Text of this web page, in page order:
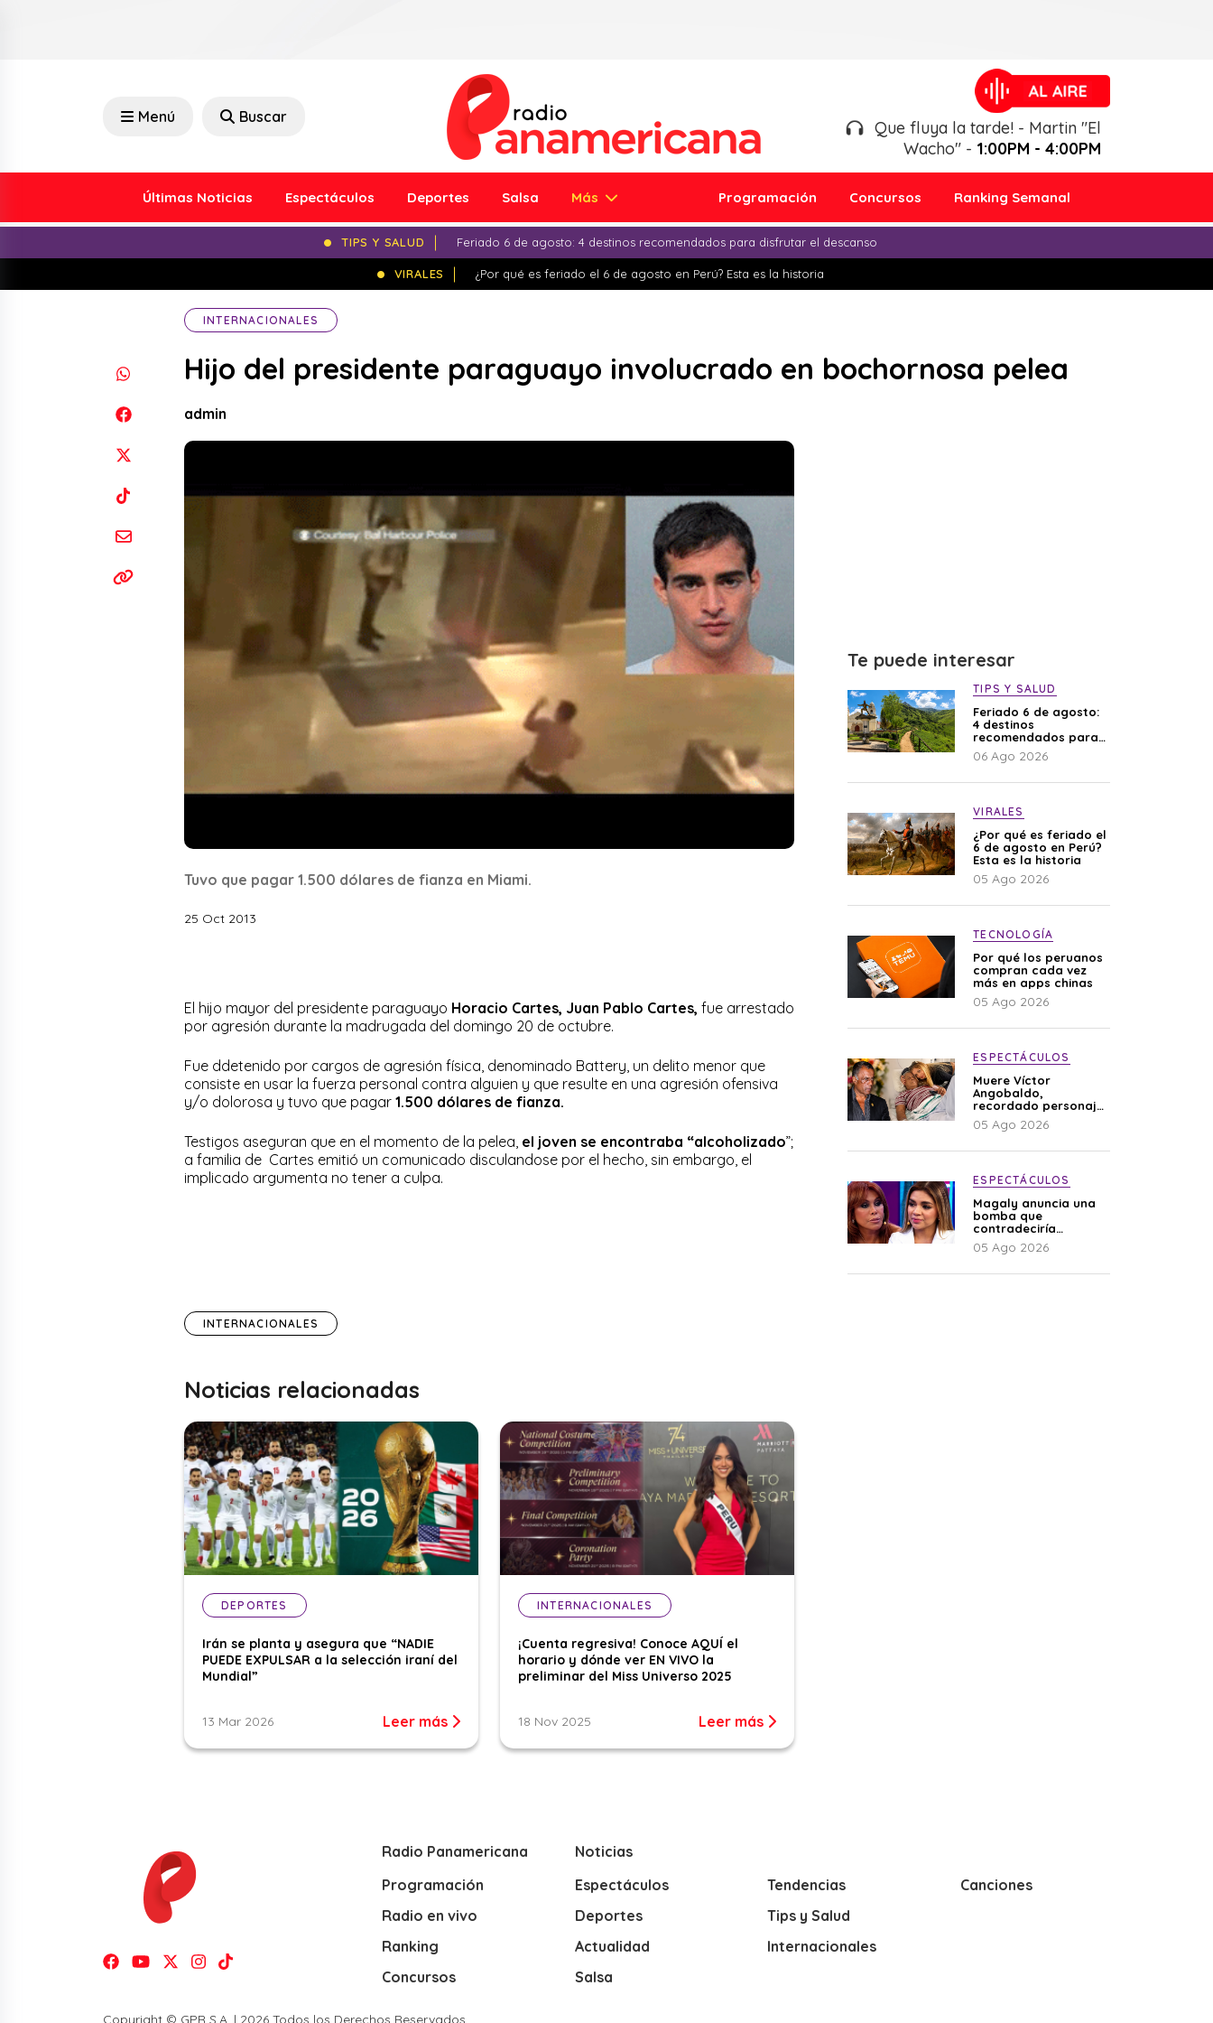
Menú Buscar
Que fluya la tarde! - Martin "El
Wacho" - 1:00PM - 4:00PM
Últimas Noticias Espectáculos Deportes Salsa Más Programación Concursos Ranking Semanal
TIPS Y SALUD Feriado 6 de agosto: 4 destinos recomendados para disfrutar el descanso
VIRALES ¿Por qué es feriado el 6 de agosto en Perú? Esta es la historia
INTERNACIONALES
Hijo del presidente paraguayo involucrado en bochornosa pelea
admin
Tuvo que pagar 1.500 dólares de fianza en Miami.
25 Oct 2013
El hijo mayor del presidente paraguayo Horacio Cartes, Juan Pablo Cartes, fue arrestado
por agresión durante la madrugada del domingo 20 de octubre.
Fue ddetenido por cargos de agresión física, denominado Battery, un delito menor que
consiste en usar la fuerza personal contra alguien y que resulte en una agresión ofensiva
y/o dolorosa y tuvo que pagar 1.500 dólares de fianza.
Testigos aseguran que en el momento de la pelea, el joven se encontraba “alcoholizado”;
a familia de Cartes emitió un comunicado disculandose por el hecho, sin embargo, el
implicado argumenta no tener a culpa.
INTERNACIONALES
Noticias relacionadas
DEPORTES
Irán se planta y asegura que “NADIE
PUEDE EXPULSAR a la selección iraní del
Mundial”
13 Mar 2026 Leer más
INTERNACIONALES
¡Cuenta regresiva! Conoce AQUÍ el
horario y dónde ver EN VIVO la
preliminar del Miss Universo 2025
18 Nov 2025 Leer más
Te puede interesar
TIPS Y SALUD
Feriado 6 de agosto:
4 destinos
recomendados para
disfrutar el descanso
06 Ago 2026
VIRALES
¿Por qué es feriado el
6 de agosto en Perú?
Esta es la historia
05 Ago 2026
TECNOLOGÍA
Por qué los peruanos
compran cada vez
más en apps chinas
05 Ago 2026
ESPECTÁCULOS
Muere Víctor
Angobaldo,
recordado personaje
de la farándula y
expareja de Shirley
05 Ago 2026
ESPECTÁCULOS
Magaly anuncia una
bomba que
contradeciría
comunicado de La
Bella Luz: “Hay un
05 Ago 2026
Radio Panamericana
Programación
Radio en vivo
Ranking
Concursos
Noticias
Espectáculos
Deportes
Actualidad
Salsa
Tendencias
Tips y Salud
Internacionales
Canciones
Copyright © GPR S.A. | 2026 Todos los Derechos Reservados.